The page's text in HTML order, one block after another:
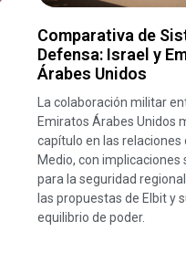
Comparativa de
Defensa: Israel y
Árabes Unidos
La colaboración militar
Emiratos Árabes Unidos
capítulo en las relaciones
Medio, con implicaciones
para la seguridad
las propuestas de Elbit y
equilibrio de poder.